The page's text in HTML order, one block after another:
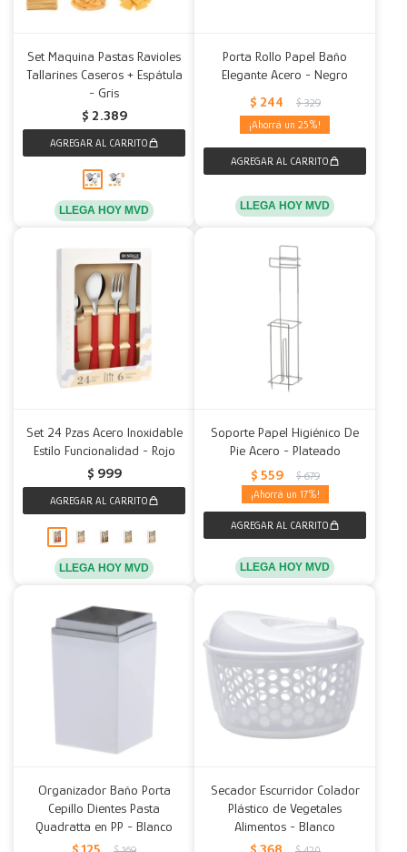
Set Maquina Pastas Ravioles
Tallarines Caseros + Espátula
- Gris
$ 2.389
LLEGA HOY MVD
Porta Rollo Papel Baño
Elegante Acero - Negro
$ 244 $ 329
25
LLEGA HOY MVD
Set 24 Pzas Acero Inoxidable
Estilo Funcionalidad - Rojo
$ 999
LLEGA HOY MVD
Soporte Papel Higiénico De
Pie Acero - Plateado
$ 559 $ 679
17
LLEGA HOY MVD
Organizador Baño Porta
Cepillo Dientes Pasta
Quadratta en PP - Blanco
$ 125
Secador Escurridor Colador
Plástico de Vegetales
Alimentos - Blanco
$ 368